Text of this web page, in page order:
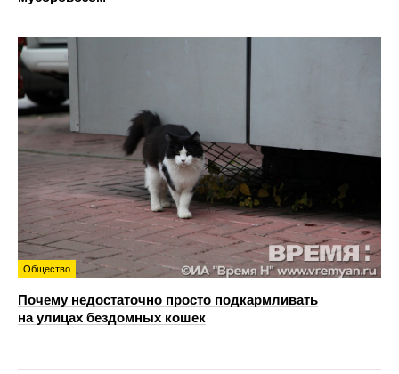
Общество
Почему недостаточно просто подкармливать
на улицах бездомных кошек